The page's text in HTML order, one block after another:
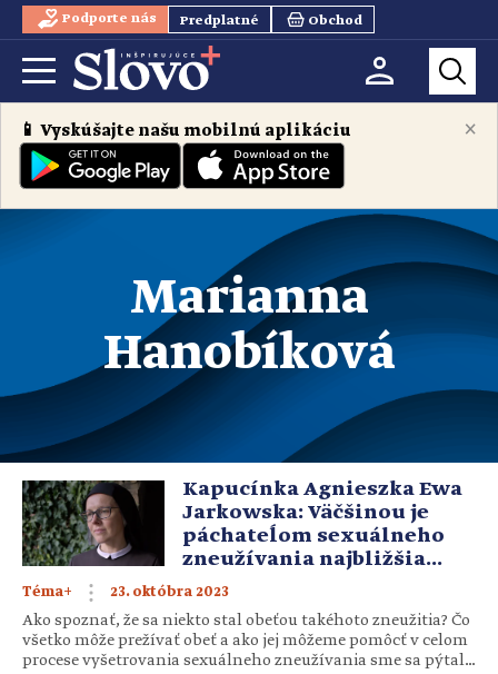
Podporte nás Predplatné Obchod
×
📱 Vyskúšajte našu mobilnú aplikáciu
Marianna
Hanobíková
Kapucínka Agnieszka Ewa
Jarkowska: Väčšinou je
páchateĺom sexuálneho
zneužívania najbližšia
osoba
Téma+ 23. októbra 2023
Ako spoznať, že sa niekto stal obeťou takéhoto zneužitia? Čo
všetko môže prežívať obeť a ako jej môžeme pomôcť v celom
procese vyšetrovania sexuálneho zneužívania sme sa pýtali